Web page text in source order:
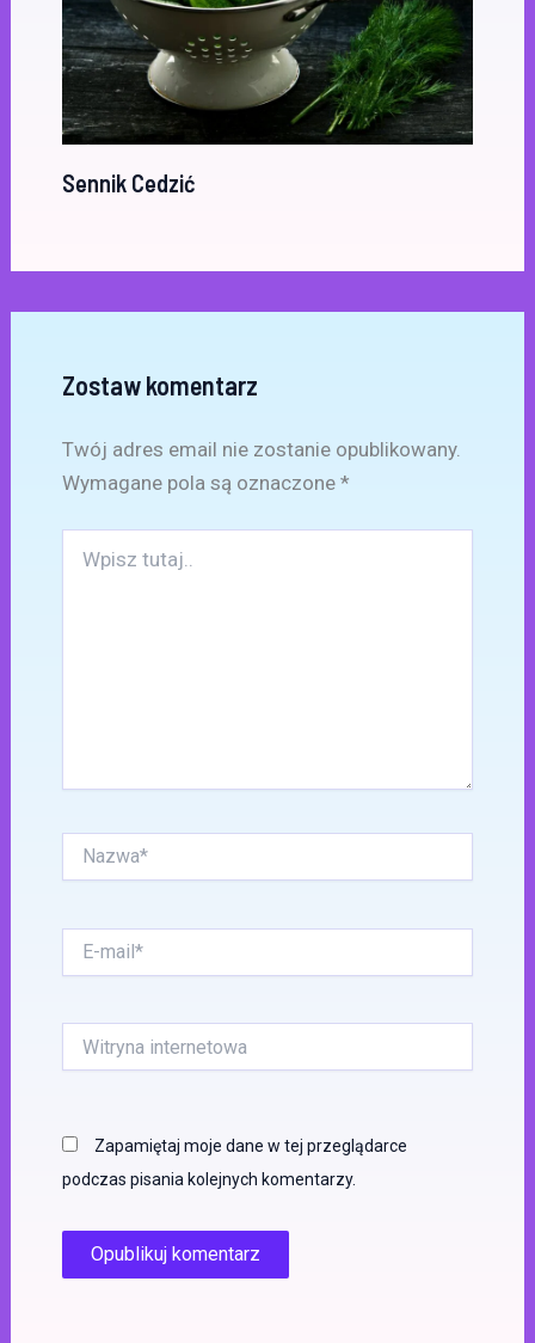
Sennik Cedzić
Zostaw komentarz
Twój adres email nie zostanie opublikowany.
Wymagane pola są oznaczone *
tutaj..
mail*
internetowa
Zapamiętaj moje dane w tej przeglądarce
podczas pisania kolejnych komentarzy.